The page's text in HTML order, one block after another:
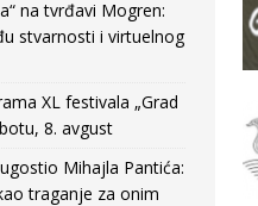
na tvrđavi Mogren:
stvarnosti i virtuelnog
XL festivala „Grad
8. avgust
Mihajla Pantića:
traganje za onim